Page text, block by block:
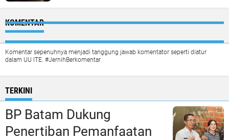
KOMENTAR
Komentar sepenuhnya menjadi tanggung jawab komentator seperti diatur
dalam UU ITE. #JernihBerkomentar
TERKINI
BP Batam Dukung
Penertiban Pemanfaatan